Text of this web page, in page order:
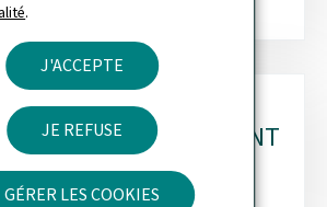
.
J'ACCEPTE
JE REFUSE
GÉRER LES COOKIES
DE PLUS. UN ACCIDENT
DE MOINS."